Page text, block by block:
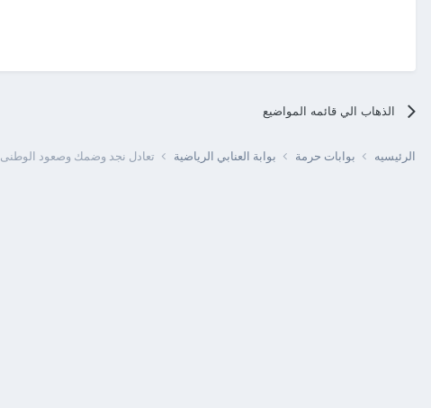
الذهاب الي قائمه المواضيع
الرئيسيه بوابات حرمة بوابة العنابي الرياضية تعادل نجد وضمك وصعود الوطنى